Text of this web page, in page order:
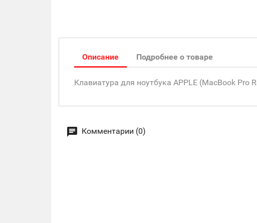
Описание Подробнее о товаре
Клавиатура для ноутбука APPLE (MacBook Pro
Комментарии (0)